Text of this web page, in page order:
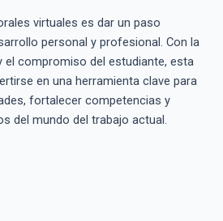
virtuales es dar un paso
personal y profesional. Con la
el compromiso del estudiante, esta
en una herramienta clave para
fortalecer competencias y
del mundo del trabajo actual.